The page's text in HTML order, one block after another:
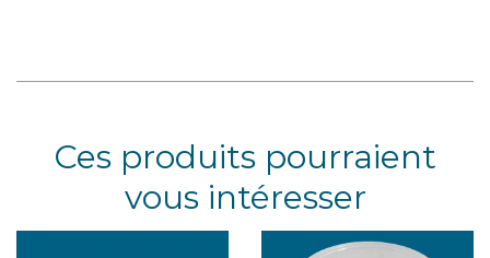
Ces produits pourraient
vous intéresser